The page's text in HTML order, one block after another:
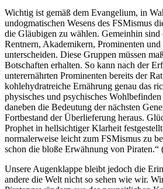
Wichtig ist gemäß dem Evangelium, in
undogmatischen Wesens des FSMismus
die Gläubigen zu wählen. Gemeinhin sind
Rentnern, Akademikern, Prominenten
unterscheiden. Diese Gruppen müssen
Botschaften erhalten. So kann nach der
unterernährten Prominenten bereits der
kohlehydratreiche Ernährung genau das
physisches und psychisches
daneben die Bedeutung der nächsten
Fortbestand der Überlieferung heraus.
Prophet in hellsichtiger Klarheit
normalerweise leicht zum FSMismus zu
schon die bloße Erwähnung von Piraten.“
Unsere Augenklappe bleibt jedoch die
andere die Welt nicht so sehen wie wir.